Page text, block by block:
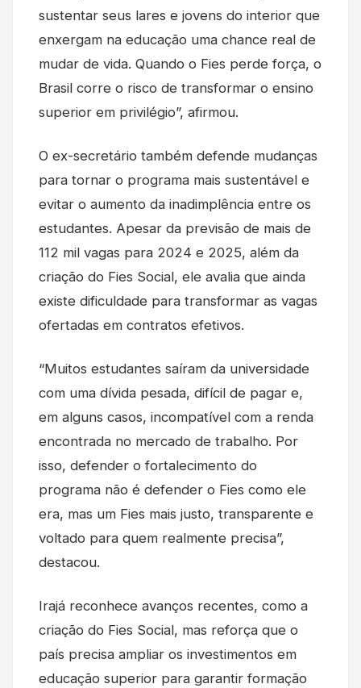
sustentar seus lares e jovens do interior que
enxergam na educação uma chance real de
mudar de vida. Quando o Fies perde força, o
Brasil corre o risco de transformar o ensino
superior em privilégio”, afirmou.
O ex-secretário também defende mudanças
para tornar o programa mais sustentável e
evitar o aumento da inadimplência entre os
estudantes. Apesar da previsão de mais de
112 mil vagas para 2024 e 2025, além da
criação do Fies Social, ele avalia que ainda
existe dificuldade para transformar as vagas
ofertadas em contratos efetivos.
“Muitos estudantes saíram da universidade
com uma dívida pesada, difícil de pagar e,
em alguns casos, incompatível com a renda
encontrada no mercado de trabalho. Por
isso, defender o fortalecimento do
programa não é defender o Fies como ele
era, mas um Fies mais justo, transparente e
voltado para quem realmente precisa”,
destacou.
Irajá reconhece avanços recentes, como a
criação do Fies Social, mas reforça que o
país precisa ampliar os investimentos em
educação superior para garantir formação